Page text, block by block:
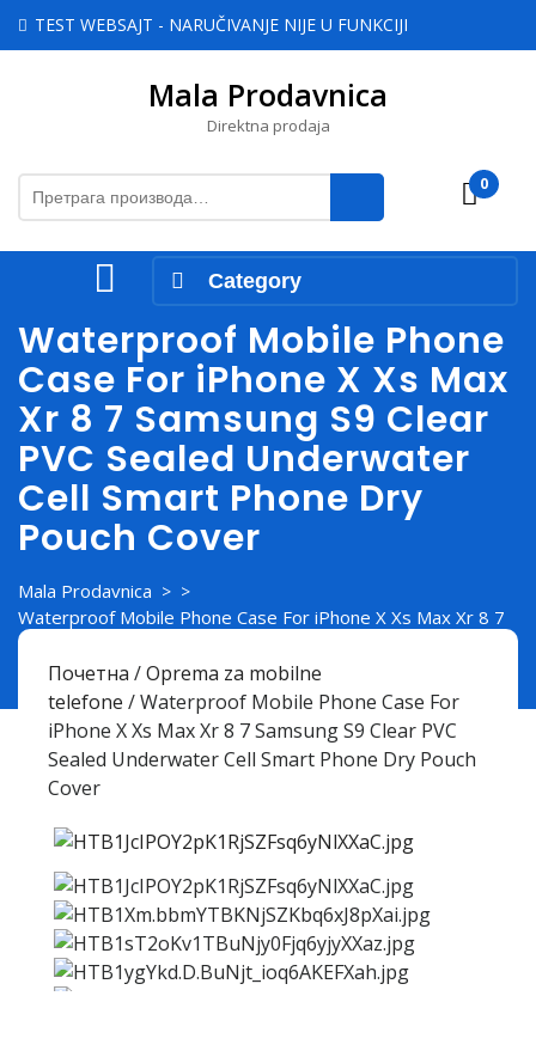
SkipTEST WEBSAJT - NARUČIVANJE NIJE U FUNKCIJI
Mala Prodavnica
Direktna prodaja
Претрага
за:
Cart
0
Open
Category
Waterproof Mobile Phone
Case For iPhone X Xs Max
Xr 8 7 Samsung S9 Clear
PVC Sealed Underwater
Cell Smart Phone Dry
Pouch Cover
Mala Prodavnica > >
Waterproof Mobile Phone Case For iPhone X Xs Max Xr 8 7
Samsung S9 Clear PVC Sealed Underwater Cell Smart Phone
Dry Pouch Cover
Почетна /Oprema za mobilne
telefone / Waterproof Mobile Phone Case For
iPhone X Xs Max Xr 8 7 Samsung S9 Clear PVC
Sealed Underwater Cell Smart Phone Dry Pouch
Cover